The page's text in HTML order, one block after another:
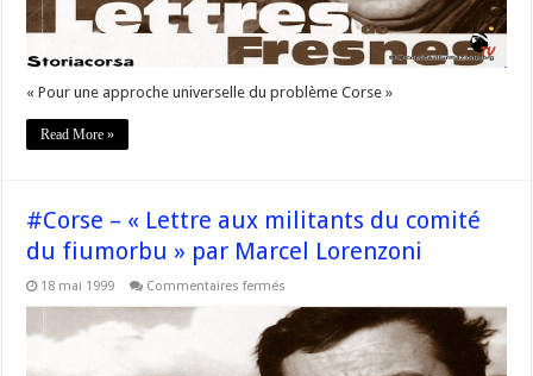
« Pour une approche universelle du problème Corse »
Read More »
#Corse – « Lettre aux militants du comité
du fiumorbu » par Marcel Lorenzoni
18 mai 1999 Commentaires fermés
–
« Lettre
aux
militants